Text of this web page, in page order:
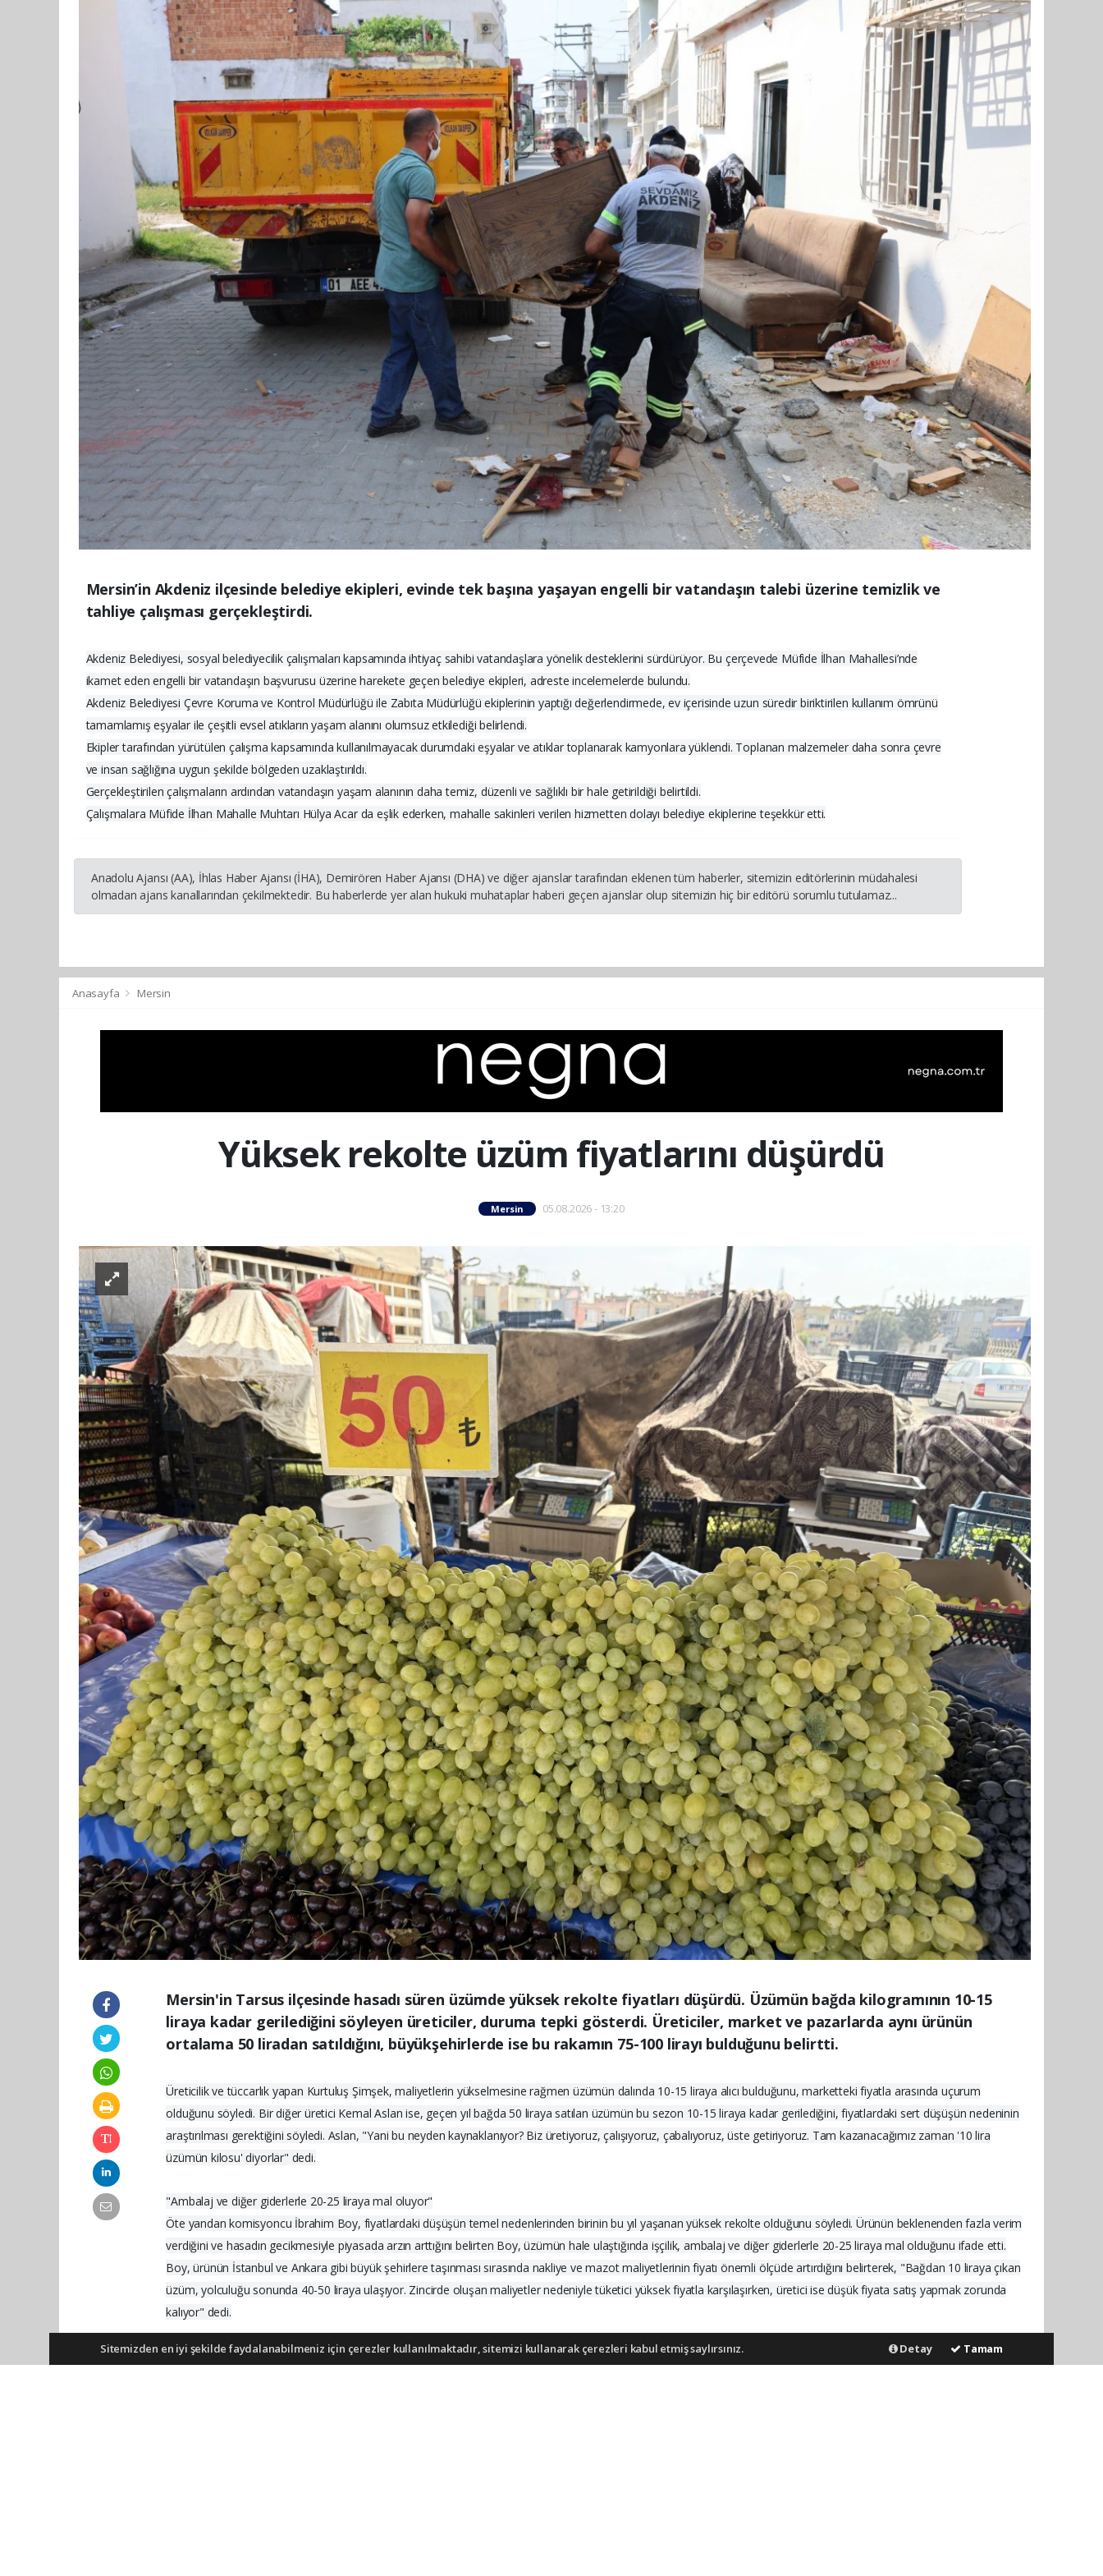
Mersin’in Akdeniz ilçesinde belediye ekipleri, evinde tek başına yaşayan engelli bir vatandaşın talebi üzerine temizlik ve
tahliye çalışması gerçekleştirdi.
Akdeniz Belediyesi, sosyal belediyecilik çalışmaları kapsamında ihtiyaç sahibi vatandaşlara yönelik desteklerini sürdürüyor. Bu çerçevede Müfide İlhan Mahallesi’nde
ikamet eden engelli bir vatandaşın başvurusu üzerine harekete geçen belediye ekipleri, adreste incelemelerde bulundu.
Akdeniz Belediyesi Çevre Koruma ve Kontrol Müdürlüğü ile Zabıta Müdürlüğü ekiplerinin yaptığı değerlendirmede, ev içerisinde uzun süredir biriktirilen kullanım ömrünü
tamamlamış eşyalar ile çeşitli evsel atıkların yaşam alanını olumsuz etkilediği belirlendi.
Ekipler tarafından yürütülen çalışma kapsamında kullanılmayacak durumdaki eşyalar ve atıklar toplanarak kamyonlara yüklendi. Toplanan malzemeler daha sonra çevre
ve insan sağlığına uygun şekilde bölgeden uzaklaştırıldı.
Gerçekleştirilen çalışmaların ardından vatandaşın yaşam alanının daha temiz, düzenli ve sağlıklı bir hale getirildiği belirtildi.
Çalışmalara Müfide İlhan Mahalle Muhtarı Hülya Acar da eşlik ederken, mahalle sakinleri verilen hizmetten dolayı belediye ekiplerine teşekkür etti.
Anadolu Ajansı (AA), İhlas Haber Ajansı (İHA), Demirören Haber Ajansı (DHA) ve diğer ajanslar tarafından eklenen tüm haberler, sitemizin editörlerinin müdahalesi
olmadan ajans kanallarından çekilmektedir. Bu haberlerde yer alan hukuki muhataplar haberi geçen ajanslar olup sitemizin hiç bir editörü sorumlu tutulamaz...
Anasayfa Mersin
Yüksek rekolte üzüm fiyatlarını düşürdü
Mersin 05.08.2026 - 13:20
Mersin'in Tarsus ilçesinde hasadı süren üzümde yüksek rekolte fiyatları düşürdü. Üzümün bağda kilogramının 10-15
liraya kadar gerilediğini söyleyen üreticiler, duruma tepki gösterdi. Üreticiler, market ve pazarlarda aynı ürünün
ortalama 50 liradan satıldığını, büyükşehirlerde ise bu rakamın 75-100 lirayı bulduğunu belirtti.
Üreticilik ve tüccarlık yapan Kurtuluş Şimşek, maliyetlerin yükselmesine rağmen üzümün dalında 10-15 liraya alıcı bulduğunu, marketteki fiyatla arasında uçurum
olduğunu söyledi. Bir diğer üretici Kemal Aslan ise, geçen yıl bağda 50 liraya satılan üzümün bu sezon 10-15 liraya kadar gerilediğini, fiyatlardaki sert düşüşün nedeninin
araştırılması gerektiğini söyledi. Aslan, "Yani bu neyden kaynaklanıyor? Biz üretiyoruz, çalışıyoruz, çabalıyoruz, üste getiriyoruz. Tam kazanacağımız zaman '10 lira
üzümün kilosu' diyorlar" dedi.
"Ambalaj ve diğer giderlerle 20-25 liraya mal oluyor"
Öte yandan komisyoncu İbrahim Boy, fiyatlardaki düşüşün temel nedenlerinden birinin bu yıl yaşanan yüksek rekolte olduğunu söyledi. Ürünün beklenenden fazla verim
verdiğini ve hasadın gecikmesiyle piyasada arzın arttığını belirten Boy, üzümün hale ulaştığında işçilik, ambalaj ve diğer giderlerle 20-25 liraya mal olduğunu ifade etti.
Boy, ürünün İstanbul ve Ankara gibi büyük şehirlere taşınması sırasında nakliye ve mazot maliyetlerinin fiyatı önemli ölçüde artırdığını belirterek, "Bağdan 10 liraya çıkan
üzüm, yolculuğu sonunda 40-50 liraya ulaşıyor. Zincirde oluşan maliyetler nedeniyle tüketici yüksek fiyatla karşılaşırken, üretici ise düşük fiyata satış yapmak zorunda
kalıyor" dedi.
Sitemizden en iyi şekilde faydalanabilmeniz için çerezler kullanılmaktadır, sitemizi kullanarak çerezleri kabul etmiş saylırsınız. Detay Tamam